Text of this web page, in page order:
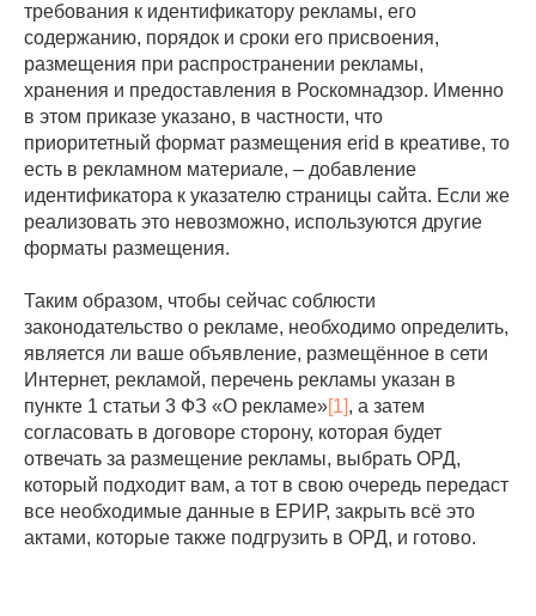
требования к идентификатору рекламы, его
содержанию, порядок и сроки его присвоения,
размещения при распространении рекламы,
хранения и предоставления в Роскомнадзор. Именно
в этом приказе указано, в частности, что
приоритетный формат размещения erid в креативе, то
есть в рекламном материале, – добавление
идентификатора к указателю страницы сайта. Если же
реализовать это невозможно, используются другие
форматы размещения.
Таким образом, чтобы сейчас соблюсти
законодательство о рекламе, необходимо определить,
является ли ваше объявление, размещённое в сети
Интернет, рекламой, перечень рекламы указан в
пункте 1 статьи 3 ФЗ «О рекламе»[1], а затем
согласовать в договоре сторону, которая будет
отвечать за размещение рекламы, выбрать ОРД,
который подходит вам, а тот в свою очередь передаст
все необходимые данные в ЕРИР, закрыть всё это
актами, которые также подгрузить в ОРД, и готово.